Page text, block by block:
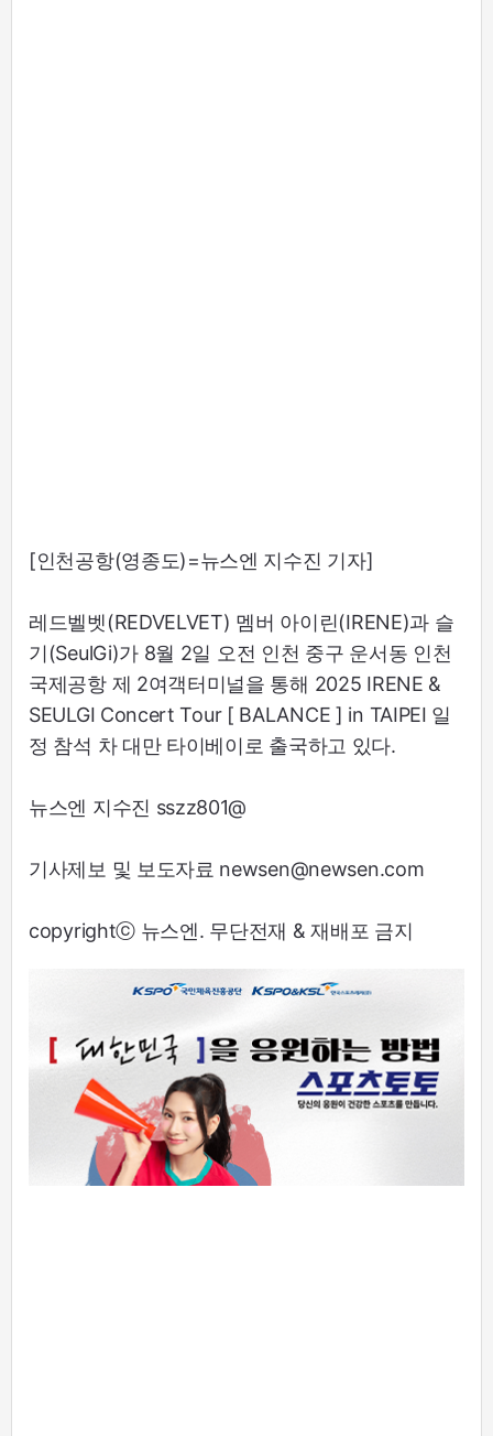
[인천공항(영종도)=뉴스엔 지수진 기자]
레드벨벳(REDVELVET) 멤버 아이린(IRENE)과 슬
기(SeulGi)가 8월 2일 오전 인천 중구 운서동 인천
국제공항 제 2여객터미널을 통해 2025 IRENE &
SEULGI Concert Tour [ BALANCE ] in TAIPEI 일
정 참석 차 대만 타이베이로 출국하고 있다.
뉴스엔 지수진 sszz801@
기사제보 및 보도자료 newsen@newsen.com
copyrightⓒ 뉴스엔. 무단전재 & 재배포 금지